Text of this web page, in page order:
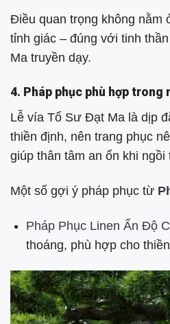
Điều quan trọng không nằm
tỉnh giác – đúng với tinh
Ma truyền dạy.
4. Pháp phục phù hợp trong
Lễ vía Tổ Sư Đạt Ma là dịp
thiền định, nên trang phục
giúp thân tâm an ổn khi ngồi
Một số gợi ý pháp phục từ
Pháp Phục Linen Ấn Độ
thoáng, phù hợp cho